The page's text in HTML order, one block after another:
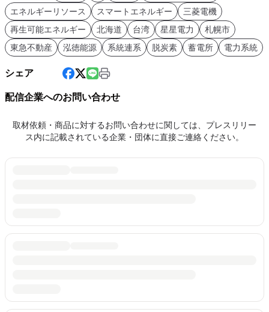
エネルギーリソース
スマートエネルギー
三菱電機
再生可能エネルギー
北海道 台湾 星星電力
札幌市
東急不動産
泓徳能源 系統連系 脱炭素 蓄電所 電力系統
シェア
配信企業へのお問い合わせ
取材依頼・商品に対するお問い合わせに関しては、プレスリリー
ス内に記載されている企業・団体に直接ご連絡ください。